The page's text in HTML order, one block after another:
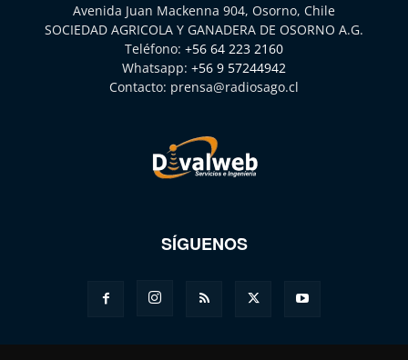
Avenida Juan Mackenna 904, Osorno, Chile
SOCIEDAD AGRICOLA Y GANADERA DE OSORNO A.G.
Teléfono: +56 64 223 2160
Whatsapp: +56 9 57244942
Contacto: prensa@radiosago.cl
SÍGUENOS